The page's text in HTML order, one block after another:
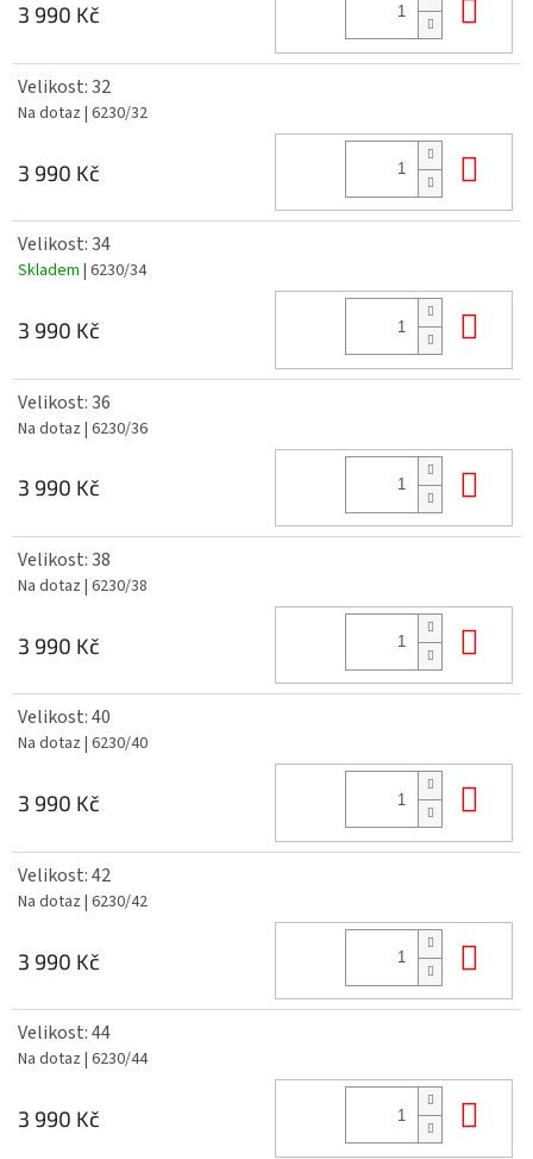
3 990 Kč
Velikost: 32
Na dotaz | 6230/32
3 990 Kč
Velikost: 34
Skladem | 6230/34
3 990 Kč
Velikost: 36
Na dotaz | 6230/36
3 990 Kč
Velikost: 38
Na dotaz | 6230/38
3 990 Kč
Velikost: 40
Na dotaz | 6230/40
3 990 Kč
Velikost: 42
Na dotaz | 6230/42
3 990 Kč
Velikost: 44
Na dotaz | 6230/44
3 990 Kč